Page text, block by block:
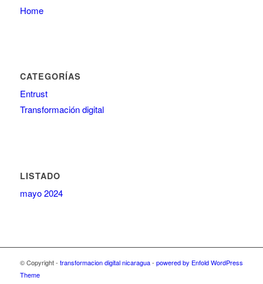
Home
CATEGORÍAS
Entrust
Transformación digital
LISTADO
mayo 2024
© Copyright - transformacion digital nicaragua- powered by Enfold WordPress
Theme